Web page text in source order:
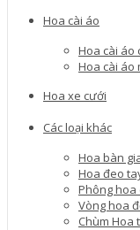
Hoa cài áo
Hoa cài áo
Hoa cài áo
Hoa xe cưới
Các loại khác
Hoa bàn
Hoa đeo
Phông hoa
Vòng hoa
Chùm Hoa